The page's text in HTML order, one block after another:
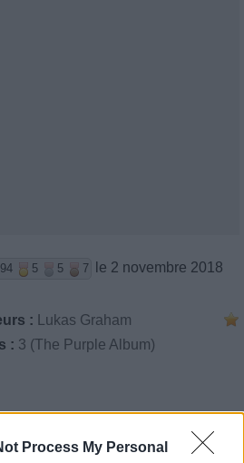
Process My Personal
5 5 7
le 2 novembre 2018
:
Lukas Graham
: 3 (The Purple Album)
⇑